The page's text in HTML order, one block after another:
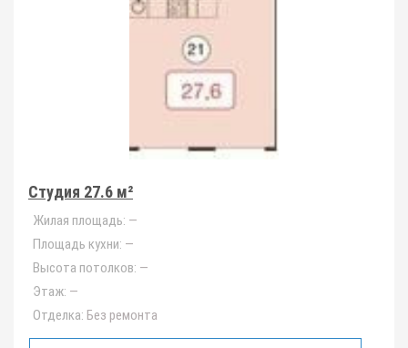
Студия 27.6 м²
Жилая площадь: —
Площадь кухни: —
Высота потолков: —
Этаж: —
Отделка: Без ремонта